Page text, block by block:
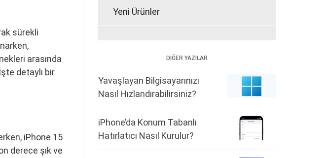
sürekli
arasında
detaylı bir
iPhone 15
derece şık ve
Yeni Ürünler
DİĞER YAZILAR
Yavaşlayan Bilgisayarınızı
Nasıl Hızlandırabilirsiniz?
iPhone’da Konum Tabanlı
Hatırlatıcı Nasıl Kurulur?